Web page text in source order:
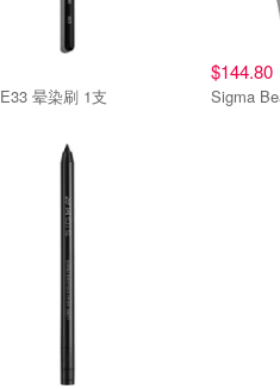
Sigma E33 晕染刷 1支
$144.80